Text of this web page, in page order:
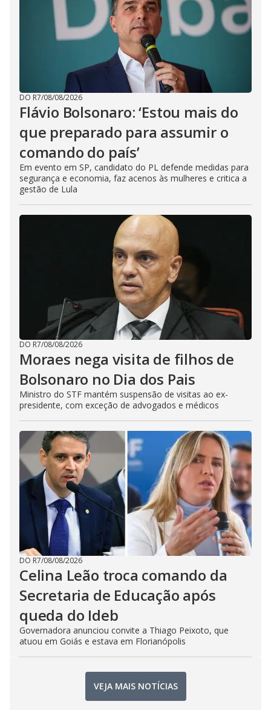
DO R7/08/08/2026
Flávio Bolsonaro: ‘Estou mais do
que preparado para assumir o
comando do país’
Em evento em SP, candidato do PL defende medidas para
segurança e economia, faz acenos às mulheres e critica a
gestão de Lula
DO R7/08/08/2026
Moraes nega visita de filhos de
Bolsonaro no Dia dos Pais
Ministro do STF mantém suspensão de visitas ao ex-
presidente, com exceção de advogados e médicos
DO R7/08/08/2026
Celina Leão troca comando da
Secretaria de Educação após
queda do Ideb
Governadora anunciou convite a Thiago Peixoto, que
atuou em Goiás e estava em Florianópolis
VEJA MAIS NOTÍCIAS